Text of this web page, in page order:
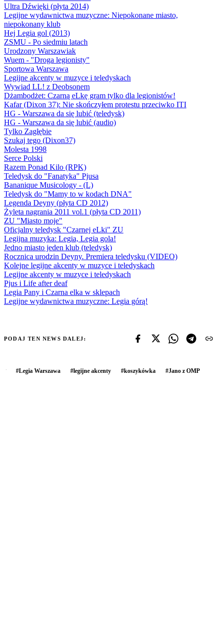
Ultra Dźwięki (płyta 2014)
Legijne wydawnictwa muzyczne: Niepokonane miasto,
niepokonany klub
Hej Legia gol (2013)
ZSMU - Po siedmiu latach
Urodzony Warszawiak
Wuem - "Droga legionisty"
Sportowa Warszawa
Legijne akcenty w muzyce i teledyskach
Wywiad LL! z Deobsonem
Dżambodżet: Czarną eLkę gram tylko dla legionistów!
Kafar (Dixon 37): Nie skończyłem protestu przeciwko ITI
HG - Warszawa da się lubić (teledysk)
HG - Warszawa da się lubić (audio)
Tylko Zagłębie
Szukaj tego (Dixon37)
Molesta 1998
Serce Polski
Razem Ponad Kilo (RPK)
Teledysk do "Fanatyka" Pjusa
Bananique Musicology - (L)
Teledysk do "Mamy to w kodach DNA"
Legenda Deyny (płyta CD 2012)
Żyleta nagrania 2011 vol.1 (płyta CD 2011)
ZU "Miasto moje"
Oficjalny teledysk "Czarnej eLki" ZU
Legijna muzyka: Legia, Legia gola!
Jedno miasto jeden klub (teledysk)
Rocznica urodzin Deyny. Premiera teledysku (VIDEO)
Kolejne legijne akcenty w muzyce i teledyskach
Legijne akcenty w muzyce i teledyskach
Pjus i Life after deaf
Legia Pany i Czarna elka w sklepach
Legijne wydawnictwa muzyczne: Legia górą!
PODAJ TEN NEWS DALEJ:
#Legia Warszawa #legijne akcenty #koszykówka #Jano z OMP